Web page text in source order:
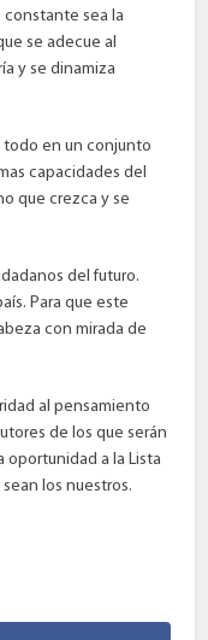
constante sea la
se adecue al
y se dinamiza
todo en un conjunto
capacidades del
que crezca y se
del futuro.
Para que este
con mirada de
al pensamiento
de los que serán
oportunidad a la Lista
los nuestros.